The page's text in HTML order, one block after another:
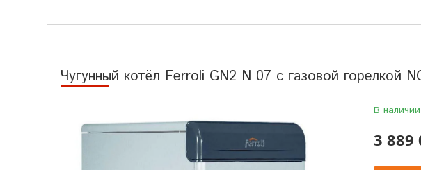
Чугунный котёл Ferroli GN2 N 07 с газовой горелкой
В наличии
3 889